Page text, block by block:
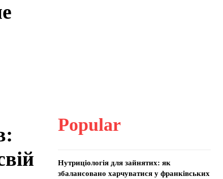
Popular
Нутриціологія для зайнятих: як
збалансовано харчуватися у франківських